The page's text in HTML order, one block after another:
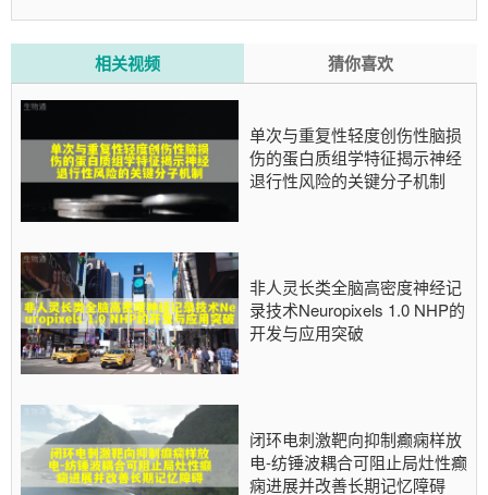
研究项目资助。
相关视频 猜你喜欢
单次与重复性轻度创伤性脑损
伤的蛋白质组学特征揭示神经
退行性风险的关键分子机制
非人灵长类全脑高密度神经记
录技术Neuropixels 1.0 NHP的
开发与应用突破
闭环电刺激靶向抑制癫痫样放
电-纺锤波耦合可阻止局灶性癫
痫进展并改善长期记忆障碍